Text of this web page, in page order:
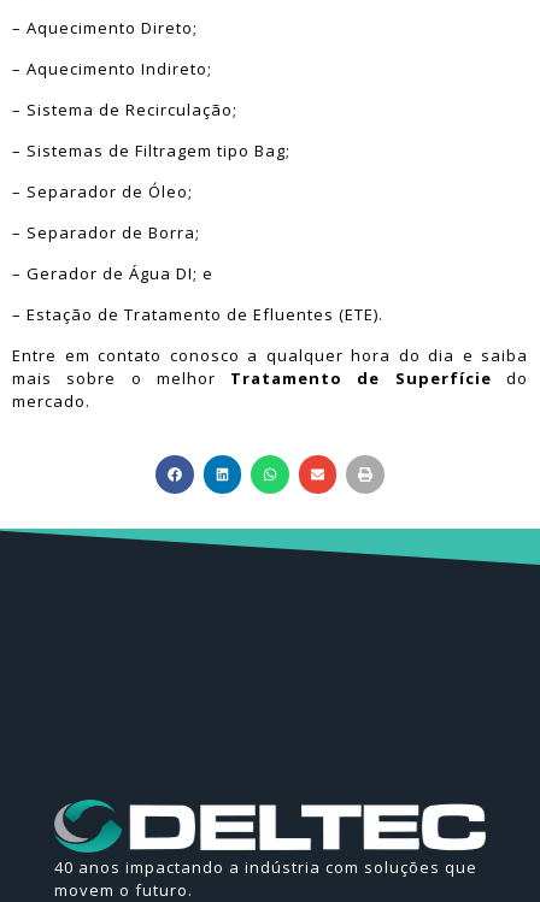
– Aquecimento Direto;
– Aquecimento Indireto;
– Sistema de Recirculação;
– Sistemas de Filtragem tipo Bag;
– Separador de Óleo;
– Separador de Borra;
– Gerador de Água DI; e
– Estação de Tratamento de Efluentes (ETE).
Entre em contato conosco a qualquer hora do dia e saiba
mais sobre o melhor Tratamento de Superfície do
mercado.
40 anos impactando a indústria com soluções que
movem o futuro.